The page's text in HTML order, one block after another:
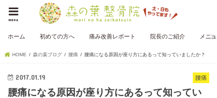
menu
ホーム 初めての方へ 痛み改善レポート 院長のご紹介 メニ
HOME 森の葉ブログ 腰痛 腰痛になる原因が座り方にあるって知っていましたか？
腰痛
2017.01.19
腰痛になる原因が座り方にあるって知ってい